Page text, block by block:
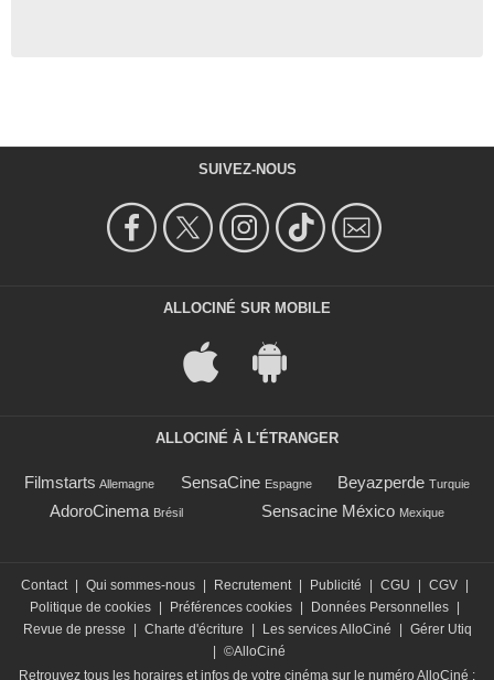
SUIVEZ-NOUS
ALLOCINÉ SUR MOBILE
ALLOCINÉ À L'ÉTRANGER
Filmstarts Allemagne SensaCine Espagne Beyazperde Turquie
AdoroCinema Brésil Sensacine México Mexique
Contact Qui sommes-nous Recrutement Publicité CGU CGV
Politique de cookies
Préférences cookies Données Personnelles
Revue de presse
Charte d'écriture Les services AlloCiné
Gérer Utiq
©AlloCiné
Retrouvez tous les horaires et infos de votre cinéma sur le numéro AlloCiné :